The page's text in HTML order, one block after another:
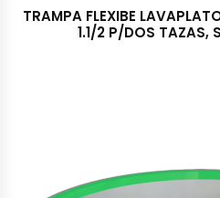
TRAMPA FLEXIBE
1.1/2 P/DOS TAZAS,